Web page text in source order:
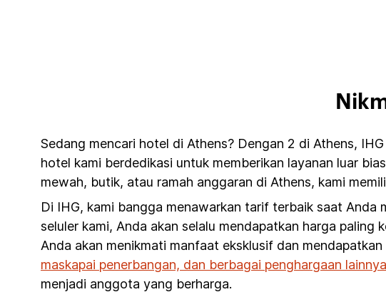
Sedang mencari hotel di Athens? Dengan 2 di Athens,
hotel kami berdedikasi untuk memberikan layanan luar
mewah, butik, atau ramah anggaran di Athens, kami
Di IHG, kami bangga menawarkan tarif terbaik saat Anda
seluler kami, Anda akan selalu mendapatkan harga
Anda akan menikmati manfaat eksklusif dan
maskapai penerbangan, dan berbagai penghargaan lainnya
menjadi anggota yang berharga.